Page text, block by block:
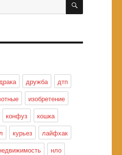
дружба
дтп
изобретение
конфуз
кошка
курьез
лайфхак
нло